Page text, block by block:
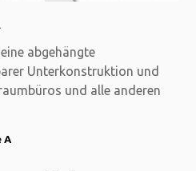
abgehängte
Unterkonstruktion und
und alle anderen
A